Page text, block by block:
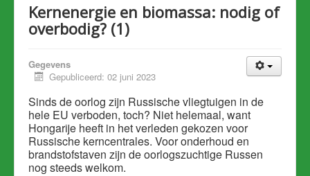
Nieuws
Duurzame links
Kernenergie en biomassa: nodig of
overbodig? (1)
Gegevens
Gepubliceerd: 02 juni 2023
Sinds de oorlog zijn Russische vliegtuigen in de
hele EU verboden, toch? Niet helemaal, want
Hongarije heeft in het verleden gekozen voor
Russische kerncentrales. Voor onderhoud en
brandstofstaven zijn de oorlogszuchtige Russen
nog steeds welkom.